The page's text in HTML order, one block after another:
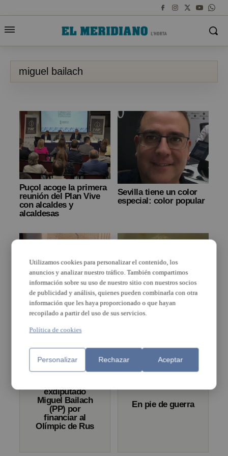
miguel bailach
Puçol acoge la primera
reunión del Plan Vive
con alcaldes y
alcaldesas
Sevilla tiene un color
especial: color popular
Varias casas de
familiares del PP
aparecen con pintadas
nazis
La Guardia Civil
constata que Rus
exdiputado
Miguel Bailach
(PP) por
financiar al
Olímpic de Rus
En pie de guerra
Utilizamos cookies para personalizar el contenido, los
anuncios y analizar nuestro tráfico. También compartimos
información sobre su uso de nuestro sitio con nuestros socios
de publicidad y análisis, quienes pueden combinarla con otra
información que les haya proporcionado o que hayan
recopilado a partir del uso de sus servicios.
Política de cookies
Personalizar Rechazar Aceptar